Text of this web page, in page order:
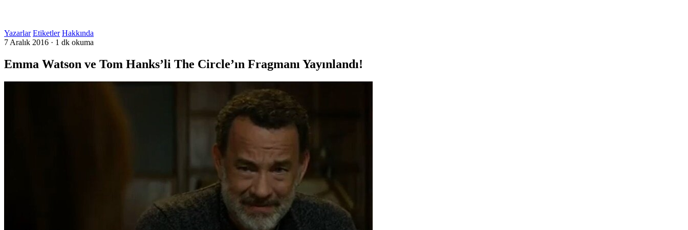
Yazarlar Etiketler Hakkında
7 Aralık 2016 · 1 dk okuma
Emma Watson ve Tom Hanks’li The Circle’ın Fragmanı Yayınlandı!